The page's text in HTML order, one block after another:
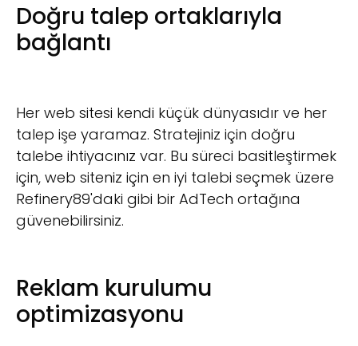
Doğru talep ortaklarıyla
bağlantı
Her web sitesi kendi küçük dünyasıdır ve her
talep işe yaramaz. Stratejiniz için doğru
talebe ihtiyacınız var. Bu süreci basitleştirmek
için, web siteniz için en iyi talebi seçmek üzere
Refinery89'daki gibi bir AdTech ortağına
güvenebilirsiniz.
Reklam kurulumu
optimizasyonu